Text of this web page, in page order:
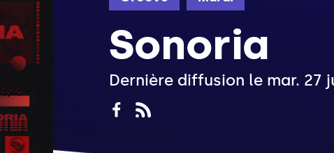
Sonoria
Dernière diffusion le mar. 27